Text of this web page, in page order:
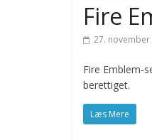
Fire
27. november
Fire Emblem-
berettiget.
Læs Mere